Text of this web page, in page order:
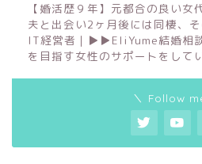
【婚活歴９年】元都合の良い
夫と出会い2ヶ月後には同棲、
IT経営者｜▶︎▶︎EliYume結婚相
を目指す女性のサポートをして
＼ Follow